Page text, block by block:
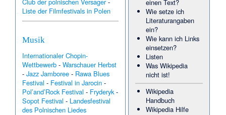
Liste der Filmfestivals in Polen
Musik
Internationaler Chopin-
Wettbewerb -Warschauer Herbst
-Jazz Jamboree - Rawa Blues
Festival - Festival in Jarocin -
Pol’and’Rock Festival - Fryderyk-
Sopot Festival - Landesfestival
des Polnischen Liedes
einen Text?
Wie setze ich
Literaturangaben
ein?
Wie kann ich Links
einsetzen?
Listen
Was Wikipedia
nicht ist!
Wikipedia
Handbuch
Wikipedia Hilfe